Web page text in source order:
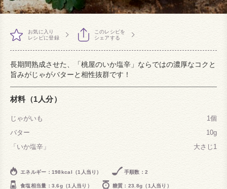
お気に入り
レシピに登録
このレシピを
シェアする
長期間熟成させた、「桃屋のいか塩辛」ならではの濃厚なコクと
旨みがじゃがバターと相性抜群です！
材料（1人分）
じゃがいも
1個
バター
10g
「いか塩辛」
大さじ1
エネルギー：198kcal（1人当り） 手順数：2
食塩相当量：3.6g（1人当り） 糖質：23.8g（1人当り）